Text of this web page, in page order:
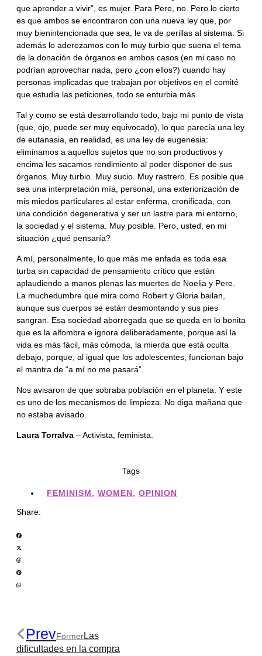
que aprender a vivir”, es mujer. Para Pere, no. Pero lo cierto
es que ambos se encontraron con una nueva ley que, por
muy bienintencionada que sea, le va de perillas al sistema. Si
además lo aderezamos con lo muy turbio que suena el tema
de la donación de órganos en ambos casos (en mi caso no
podrían aprovechar nada, pero ¿con ellos?) cuando hay
personas implicadas que trabajan por objetivos en el comité
que estudia las peticiones, todo se enturbia más.
Tal y como se está desarrollando todo, bajo mi punto de vista
(que, ojo, puede ser muy equivocado), lo que parecía una ley
de eutanasia, en realidad, es una ley de eugenesia:
eliminamos a aquellos sujetos que no son productivos y
encima les sacamos rendimiento al poder disponer de sus
órganos. Muy turbio. Muy sucio. Muy rastrero. Es posible que
sea una interpretación mía, personal, una exteriorización de
mis miedos particulares al estar enferma, cronificada, con
una condición degenerativa y ser un lastre para mi entorno,
la sociedad y el sistema. Muy posible. Pero, usted, en mi
situación ¿qué pensaría?
A mí, personalmente, lo que más me enfada es toda esa
turba sin capacidad de pensamiento crítico que están
aplaudiendo a manos plenas las muertes de Noelia y Pere.
La muchedumbre que mira como Robert y Gloria bailan,
aunque sus cuerpos se están desmontando y sus pies
sangran. Esa sociedad aborregada que se queda en lo bonita
que es la alfombra e ignora deliberadamente, porque así la
vida es más fácil, más cómoda, la mierda que está oculta
debajo, porque, al igual que los adolescentes, funcionan bajo
el mantra de “a mí no me pasará”.
Nos avisaron de que sobraba población en el planeta. Y este
es uno de los mecanismos de limpieza. No diga mañana que
no estaba avisado.
Laura Torralva – Activista, feminista.
Tags
FEMINISM, WOMEN, OPINION
Share:
PrevFormerLas
dificultades en la compra